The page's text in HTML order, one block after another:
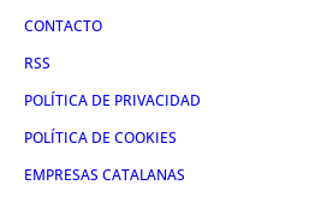
CONTACTO
RSS
POLÍTICA DE PRIVACIDAD
POLÍTICA DE COOKIES
EMPRESAS CATALANAS